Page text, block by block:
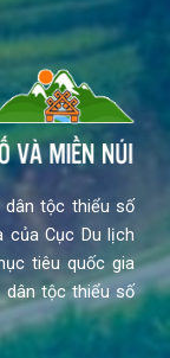
dân tộc thiểu số
của Cục Du lịch
tiêu quốc gia
dân tộc thiểu số